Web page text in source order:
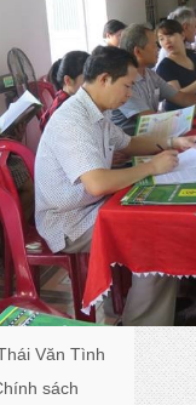
Văn Tình
sách